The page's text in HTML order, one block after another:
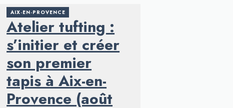
AIX-EN-PROVENCE
Atelier tufting :
s’initier et créer
son premier
tapis à Aix-en-
Provence (août